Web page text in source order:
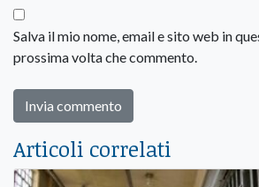
Salva il mio nome, email e sito web in
prossima volta che commento.
Articoli correlati